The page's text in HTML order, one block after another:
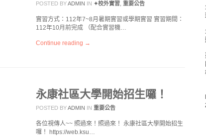
POSTED BYADMIN IN ✦校外實習 重要公告
實習方式：112年7~8月暑期實習或學期實習 實習期間：
112年10月前完成 （配合實習機…
Continue reading →
永康社區大學開始招生囉！
POSTED BYADMIN IN 重要公告
各位視傳人~~ 照過來！照過來！ 永康社區大學開始招生
囉！ https://web.ksu…